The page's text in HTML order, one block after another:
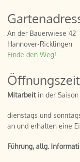
An der Bauerwiese 42
Hannover-Ricklingen
Finde den Weg!
Mitarbeit in der Saison
dienstags und
an und erhalten eine
Führung, allg.